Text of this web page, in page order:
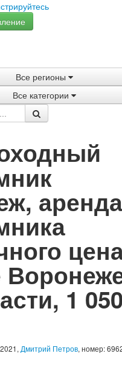
Все регионы
Все категории
аренда
, 1 050
Дмитрий Петров, номер: